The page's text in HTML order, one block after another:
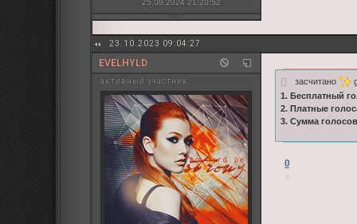
25.08.2024 21:20:52
23.10.2023 09:04:27
EVELHYLD
активный участник засчитано
1. Бесплатный
2. Платные
3. Сумма
0